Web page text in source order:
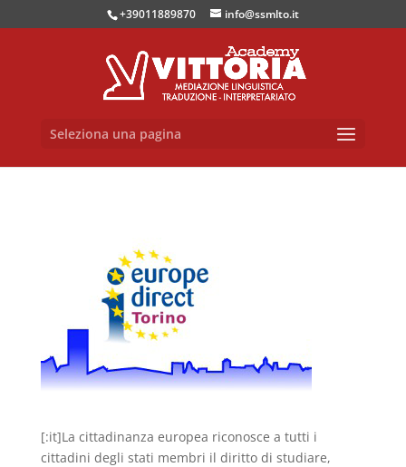
+39011889870 info@ssmlto.it
Seleziona una pagina
[:it]La cittadinanza europea riconosce a tutti i
cittadini degli stati membri il diritto di studiare,